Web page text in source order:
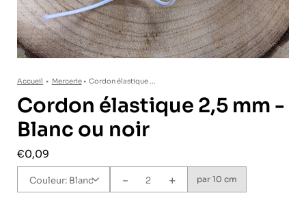
Accueil • Mercerie• Cordon élastique ...
Cordon élastique 2,5 mm -
Blanc ou noir
€0,09
Couleur: Blanc - + par 10 cm